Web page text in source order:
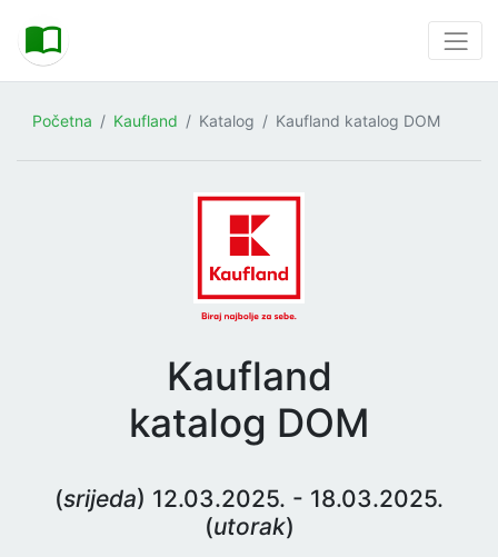
Početna Kaufland Katalog Kaufland katalog DOM
Kaufland
katalog DOM
(srijeda) 12.03.2025. - 18.03.2025.
(utorak)